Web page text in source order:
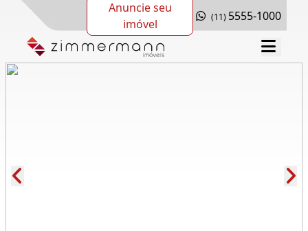
Anuncie seu
imóvel
(11) 5555-1000